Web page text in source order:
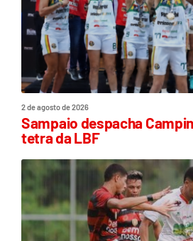
2 de agosto de 2026
Sampaio despacha
tetra da LBF